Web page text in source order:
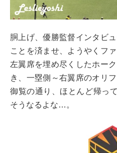
胴上げ、優勝監督インタビ
ことを済ませ、ようやくフ
左翼席を埋め尽くしたホー
き、一塁側～右翼席のオリ
御覧の通り、ほとんど帰っ
そうなるよな…。